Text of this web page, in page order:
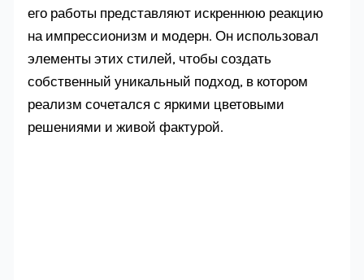
его работы представляют искреннюю реакцию
на импрессионизм и модерн. Он использовал
элементы этих стилей, чтобы создать
собственный уникальный подход, в котором
реализм сочетался с яркими цветовыми
решениями и живой фактурой.